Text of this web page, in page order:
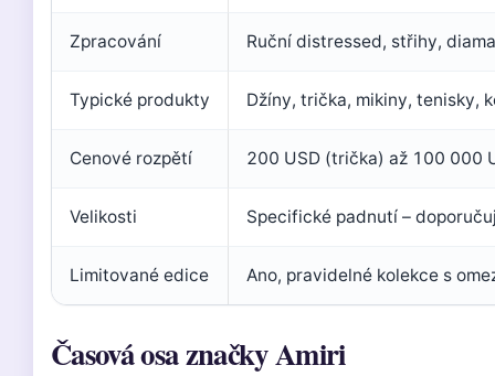
Zpracování Ruční distressed, střihy,
Typické produkty Džíny, trička, mikiny, tenisky,
Cenové rozpětí 200 USD (trička) až 100 000
Velikosti Specifické padnutí –
Limitované edice Ano, pravidelné kolekce s
Časová osa značky Amiri